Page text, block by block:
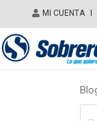
MI CUENTA |
Salir del contenido
Main